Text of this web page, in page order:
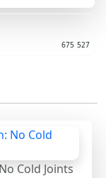
675 527
Cold Joints